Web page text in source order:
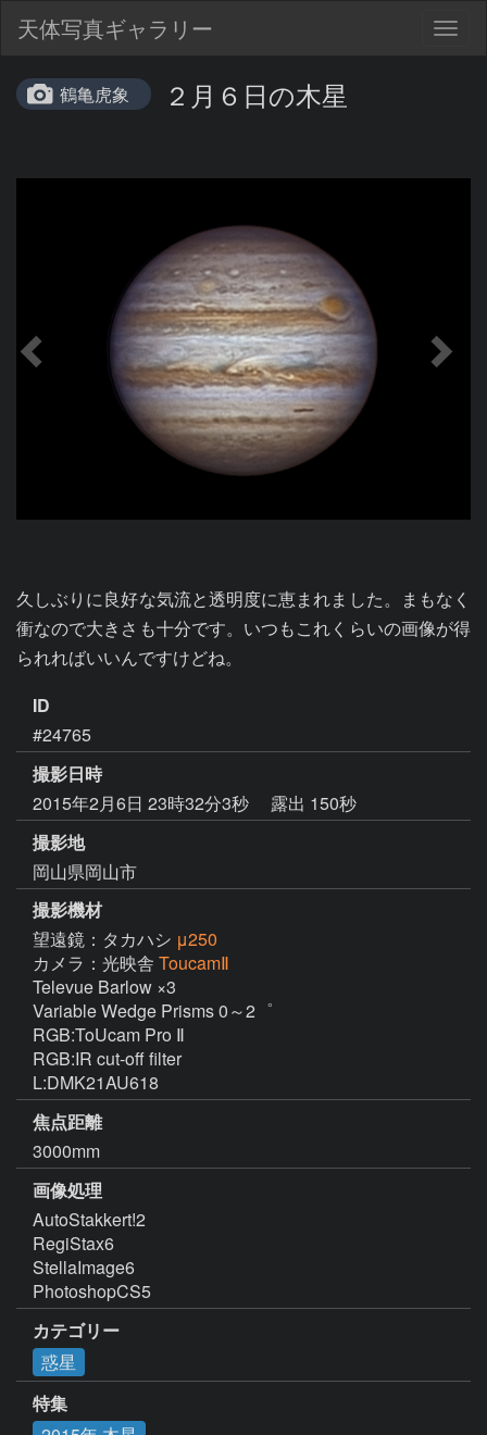
天体写真ギャラリー
鶴亀虎象 ２月６日の木星
久しぶりに良好な気流と透明度に恵まれました。まもなく
衝なので大きさも十分です。いつもこれくらいの画像が得
られればいいんですけどね。
ID
#24765
撮影日時
2015年2月6日 23時32分3秒
露出 150秒
撮影地
岡山県岡山市
撮影機材
望遠鏡：タカハシ μ250
カメラ：光映舎 ToucamⅡ
Televue Barlow ×3
Variable Wedge Prisms 0～2゜
RGB:ToUcam Pro Ⅱ
RGB:IR cut-off filter
L:DMK21AU618
焦点距離
3000mm
画像処理
AutoStakkert!2
RegiStax6
StellaImage6
PhotoshopCS5
カテゴリー
惑星
特集